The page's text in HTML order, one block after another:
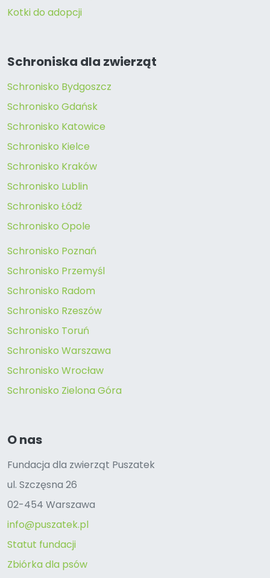
Kotki do adopcji
Schroniska dla zwierząt
Schronisko Bydgoszcz
Schronisko Gdańsk
Schronisko Katowice
Schronisko Kielce
Schronisko Kraków
Schronisko Lublin
Schronisko Łódź
Schronisko Opole
Schronisko Poznań
Schronisko Przemyśl
Schronisko Radom
Schronisko Rzeszów
Schronisko Toruń
Schronisko Warszawa
Schronisko Wrocław
Schronisko Zielona Góra
O nas
Fundacja dla zwierząt Puszatek
ul. Szczęsna 26
02-454 Warszawa
info@puszatek.pl
Statut fundacji
Zbiórka dla psów